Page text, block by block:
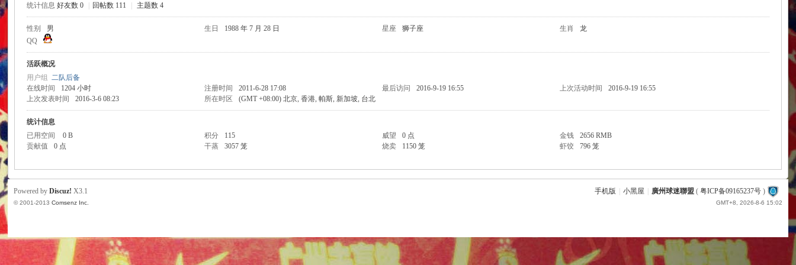
迷
统计信息 好友数 0 回帖数 111 主题数 4
性别 男 生日 1988 年 7 月 28 日 星座 狮子座 生肖
龙
QQ
活跃概况
用户组二队后备
在线时间
1204 小时 注册时间 2011-6-28 17:08 最后访问 2016-9-19 16:55 上次活动时间
2016-9-19 16:55
上次发表时间
2016-3-6 08:23 所在时区 (GMT +08:00) 北京, 香港, 帕斯, 新加坡, 台北
统计信息
已用空间
0 B 积分 115 威望 0 点 金钱
2656 RMB
贡献值
0 点 干蒸 3057 笼 烧卖 1150 笼 虾饺 796 笼
手机版 小黑屋 廣州球迷聯盟 ( 粤ICP备09165237号)
GMT+8, 2026-8-6 15:02
Powered byDiscuz! X3.1
© 2001-2013Comsenz Inc.